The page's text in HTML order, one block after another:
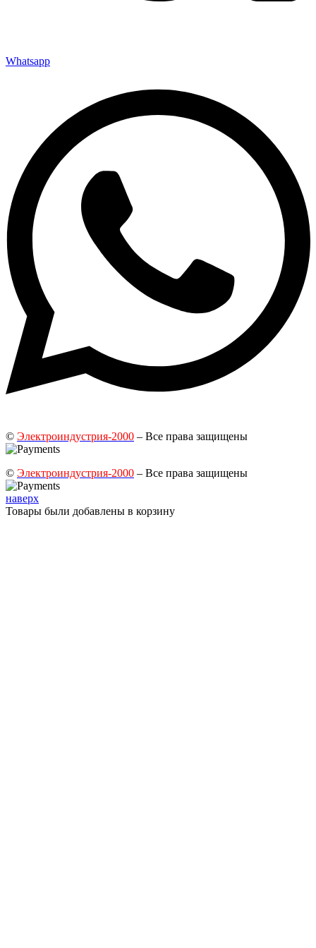
Whatsapp
© Электроиндустрия-2000 – Все права защищены
© Электроиндустрия-2000 – Все права защищены
наверх
Товары были добавлены в корзину